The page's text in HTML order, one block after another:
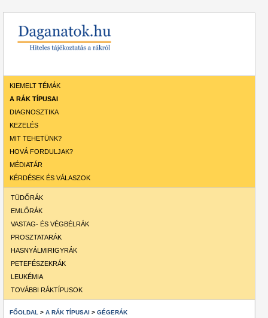
KIEMELT TÉMÁK
A RÁK TÍPUSAI
DIAGNOSZTIKA
KEZELÉS
MIT TEHETÜNK?
HOVÁ FORDULJAK?
MÉDIATÁR
KÉRDÉSEK ÉS VÁLASZOK
TÜDŐRÁK
EMLŐRÁK
VASTAG- ÉS VÉGBÉLRÁK
PROSZTATARÁK
HASNYÁLMIRIGYRÁK
PETEFÉSZEKRÁK
LEUKÉMIA
TOVÁBBI RÁKTÍPUSOK
FŐOLDAL > A RÁK TÍPUSAI > GÉGERÁK